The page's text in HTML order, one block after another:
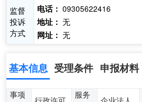
监督
投诉
方式
电话： 09305622416
地址： 无
网址： 无
基本信息 受理条件 申报材料
事项
服务